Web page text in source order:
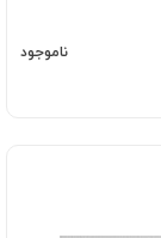
ناموجود